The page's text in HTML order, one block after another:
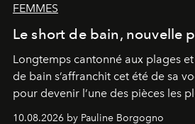
FEMMES
Le short de bain, nouvelle
Longtemps cantonné aux plages
de bain s’affranchit cet été de sa
pour devenir l’une des pièces les
10.08.2026 by Pauline Borgogno